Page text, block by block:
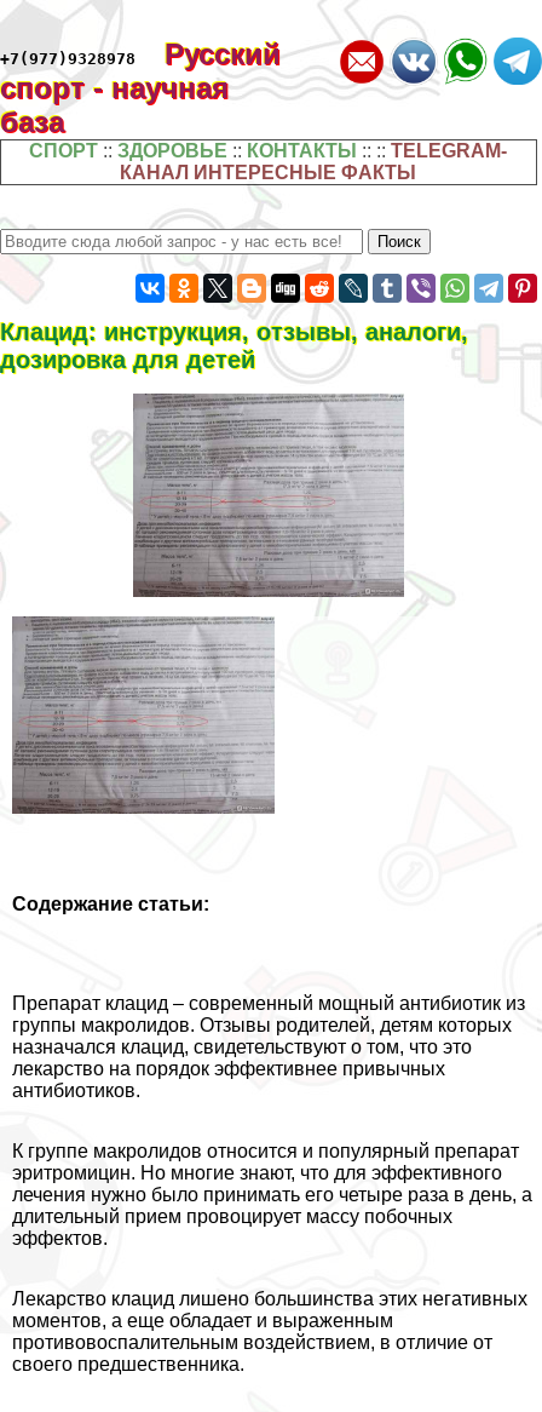
+7(977)9328978
Русский
спорт - научная
база
СПОРТ ::ЗДОРОВЬЕ :: КОНТАКТЫ :: ::TELEGRAM-
КАНАЛ ИНТЕРЕСНЫЕ ФАКТЫ
Клацид: инструкция, отзывы, аналоги,
дозировка для детей
Содержание статьи:
Препарат клацид – современный мощный антибиотик из
группы макролидов. Отзывы родителей, детям которых
назначался клацид, свидетельствуют о том, что это
лекарство на порядок эффективнее привычных
антибиотиков.
К группе макролидов относится и популярный препарат
эритромицин. Но многие знают, что для эффективного
лечения нужно было принимать его четыре раза в день, а
длительный прием провоцирует массу побочных
эффектов.
Лекарство клацид лишено большинства этих негативных
моментов, а еще обладает и выраженным
противовоспалительным воздействием, в отличие от
своего предшественника.